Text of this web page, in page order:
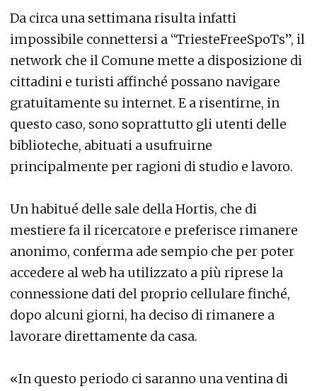
Da circa una settimana risulta infatti
impossibile connettersi a “TriesteFreeSpoTs”, il
network che il Comune mette a disposizione di
cittadini e turisti affinché possano navigare
gratuitamente su internet. E a risentirne, in
questo caso, sono soprattutto gli utenti delle
biblioteche, abituati a usufruirne
principalmente per ragioni di studio e lavoro.
Un habitué delle sale della Hortis, che di
mestiere fa il ricercatore e preferisce rimanere
anonimo, conferma ade sempio che per poter
accedere al web ha utilizzato a più riprese la
connessione dati del proprio cellulare finché,
dopo alcuni giorni, ha deciso di rimanere a
lavorare direttamente da casa.
«In questo periodo ci saranno una ventina di